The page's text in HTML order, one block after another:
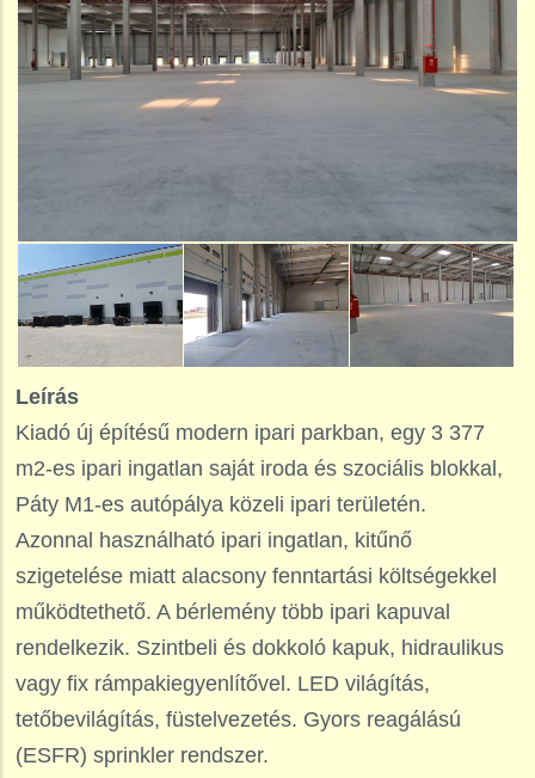
Leírás
Kiadó új építésű modern ipari parkban, egy 3 377
m2-es ipari ingatlan saját iroda és szociális blokkal,
Páty M1-es autópálya közeli ipari területén.
Azonnal használható ipari ingatlan, kitűnő
szigetelése miatt alacsony fenntartási költségekkel
működtethető. A bérlemény több ipari kapuval
rendelkezik. Szintbeli és dokkoló kapuk, hidraulikus
vagy fix rámpakiegyenlítővel. LED világítás,
tetőbevilágítás, füstelvezetés. Gyors reagálású
(ESFR) sprinkler rendszer.